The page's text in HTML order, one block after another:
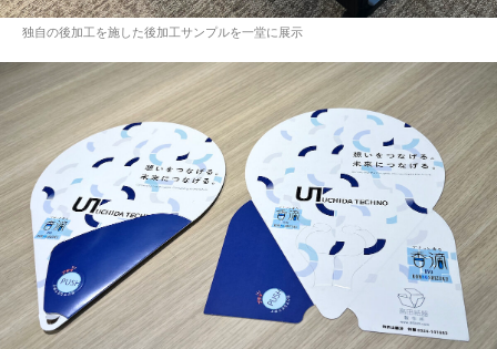
独自の後加工を施した後加工サンプルを一堂に展示